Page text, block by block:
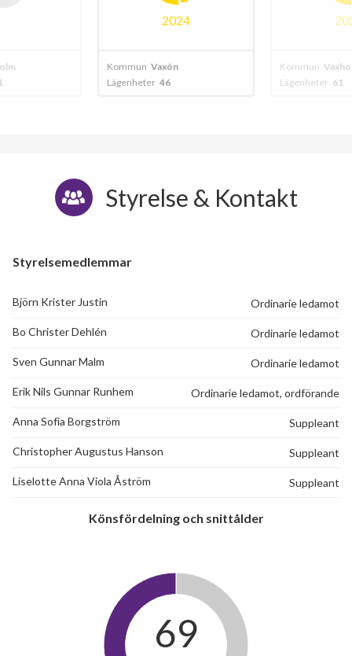
72
lägenheter
2024
Kommun Vaxholm
Lägenheter 61
Kommun
Lägenheter 101
Styrelse & Kontakt
Styrelsemedlemmar
Björn Krister Justin Ordinarie ledamot
Bo Christer Dehlén Ordinarie ledamot
Sven Gunnar Malm Ordinarie ledamot
Erik Nils Gunnar Runhem Ordinarie ledamot, ordförande
Anna Sofia Borgström Suppleant
Christopher Augustus Hanson Suppleant
Liselotte Anna Viola Åström Suppleant
Könsfördelning och snittålder
69